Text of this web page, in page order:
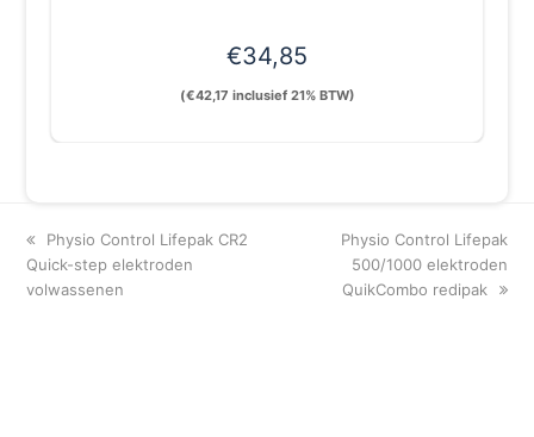
€34,85
(€42,17 inclusief 21% BTW)
previous
post:
Physio Control Lifepak CR2
Quick-step elektroden
volwassenen
next
post:
Physio Control Lifepak
500/1000 elektroden
QuikCombo redipak